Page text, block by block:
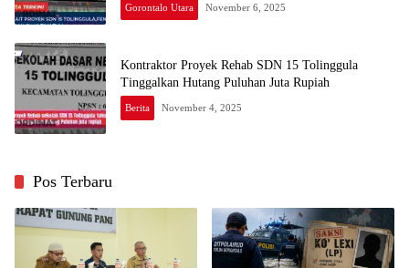
Gorontalo Utara November 6, 2025
Kontraktor Proyek Rehab SDN 15 Tolinggula
Tinggalkan Hutang Puluhan Juta Rupiah
Berita November 4, 2025
Pos Terbaru